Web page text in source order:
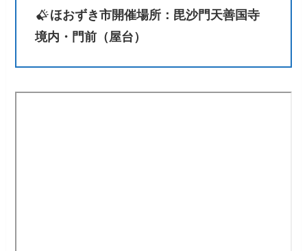
ほおずき市開催場所：毘沙門天善国寺
境内・門前（屋台）